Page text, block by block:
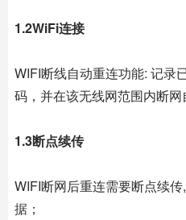
1.2WiFi连接
WIFI断线自动重连功能: 记录
码，并在该无线网范围内断网
1.3断点续传
WIFI断网后重连需要断点续
据；